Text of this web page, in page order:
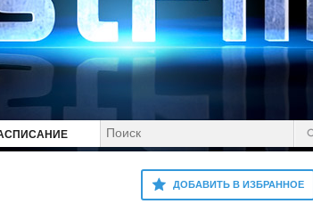
ДОБАВИТЬ В ИЗБРАННОЕ